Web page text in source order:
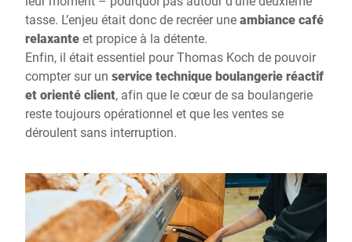
tasse. L’enjeu était donc de recréer uneambiance café
relaxanteet propice à la détente.
Enfin, il était essentiel pour Thomas Koch de pouvoir
compter sur un service technique boulangerie réactif
et orienté client, afin que le cœur de sa boulangerie
reste toujours opérationnel et que les ventes se
déroulent sans interruption.